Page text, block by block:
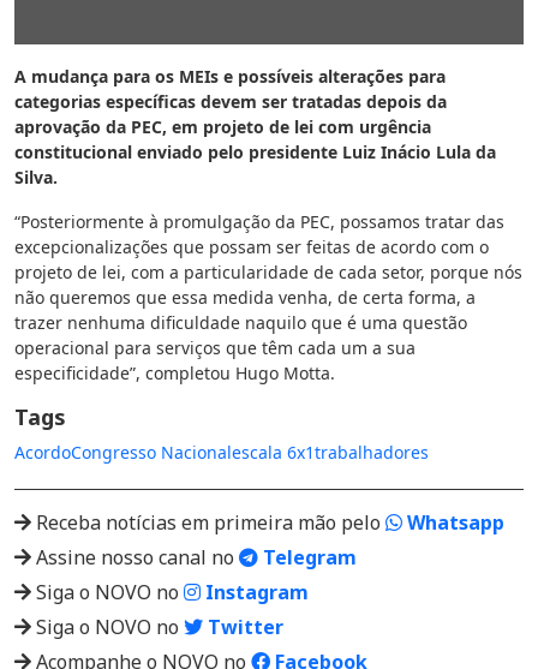
A mudança para os MEIs e possíveis alterações para
categorias específicas devem ser tratadas depois da
aprovação da PEC, em projeto de lei com urgência
constitucional enviado pelo presidente Luiz Inácio Lula da
Silva.
“Posteriormente à promulgação da PEC, possamos tratar das
excepcionalizações que possam ser feitas de acordo com o
projeto de lei, com a particularidade de cada setor, porque nós
não queremos que essa medida venha, de certa forma, a
trazer nenhuma dificuldade naquilo que é uma questão
operacional para serviços que têm cada um a sua
especificidade”, completou Hugo Motta.
Tags
AcordoCongresso Nacionalescala 6x1trabalhadores
Receba notícias em primeira mão pelo
Whatsapp
Assine nosso canal no
Telegram
Siga o NOVO no
Instagram
Siga o NOVO no
Twitter
Acompanhe o NOVO no
Facebook